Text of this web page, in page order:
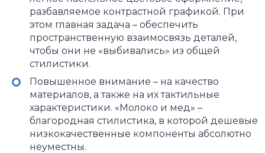
разбавляемое контрастной графикой. При
этом главная задача – обеспечить
пространственную взаимосвязь деталей,
чтобы они не «выбивались» из общей
стилистики.
Повышенное внимание – на качество
материалов, а также на их тактильные
характеристики. «Молоко и мед» –
благородная стилистика, в которой дешевые
низкокачественные компоненты абсолютно
неуместны.